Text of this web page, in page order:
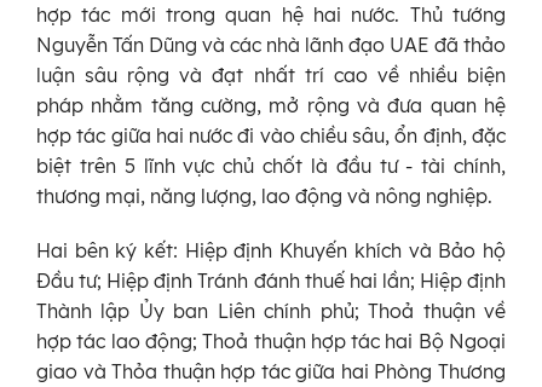
hợp tác mới trong quan hệ hai nước. Thủ tướng
Nguyễn Tấn Dũng và các nhà lãnh đạo UAE đã thảo
luận sâu rộng và đạt nhất trí cao về nhiều biện
pháp nhằm tăng cường, mở rộng và đưa quan hệ
hợp tác giữa hai nước đi vào chiều sâu, ổn định, đặc
biệt trên 5 lĩnh vực chủ chốt là đầu tư - tài chính,
thương mại, năng lượng, lao động và nông nghiệp.
Hai bên ký kết: Hiệp định Khuyến khích và Bảo hộ
Đầu tư; Hiệp định Tránh đánh thuế hai lần; Hiệp định
Thành lập Ủy ban Liên chính phủ; Thoả thuận về
hợp tác lao động; Thoả thuận hợp tác hai Bộ Ngoại
giao và Thỏa thuận hợp tác giữa hai Phòng Thương